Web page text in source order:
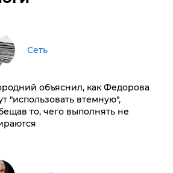
Сеть
объяснил, как Федорова
"использовать втемную",
то, чего выполнять не